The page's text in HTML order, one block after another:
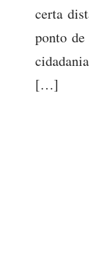
certa
ponto
[…]